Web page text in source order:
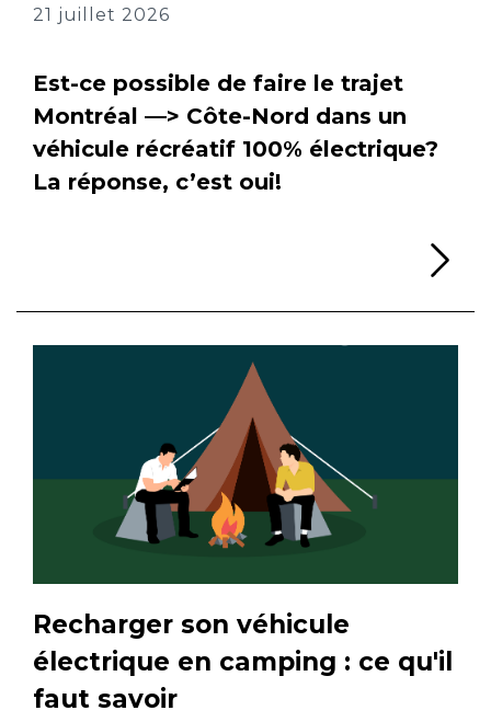
21 juillet 2026
Est-ce possible de faire le trajet
Montréal —> Côte-Nord dans un
véhicule récréatif 100% électrique?
La réponse, c’est oui!
Recharger son véhicule
électrique en camping : ce qu'il
faut savoir